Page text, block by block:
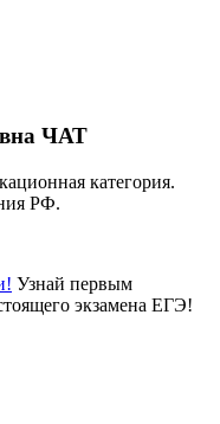
ЧАТ
категория.
РФ.
Узнай первым
экзамена ЕГЭ!